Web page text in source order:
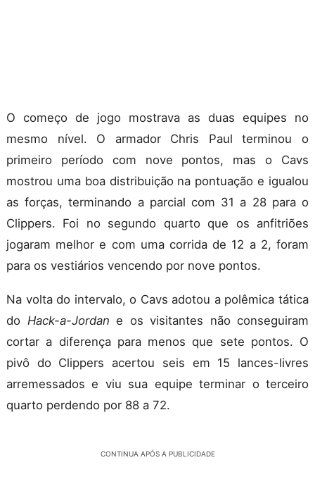
O começo de jogo mostrava as duas equipes no
mesmo nível. O armador Chris Paul terminou o
primeiro período com nove pontos, mas o Cavs
mostrou uma boa distribuição na pontuação e igualou
as forças, terminando a parcial com 31 a 28 para o
Clippers. Foi no segundo quarto que os anfitriões
jogaram melhor e com uma corrida de 12 a 2, foram
para os vestiários vencendo por nove pontos.
Na volta do intervalo, o Cavs adotou a polêmica tática
do Hack-a-Jordan e os visitantes não conseguiram
cortar a diferença para menos que sete pontos. O
pivô do Clippers acertou seis em 15 lances-livres
arremessados e viu sua equipe terminar o terceiro
quarto perdendo por 88 a 72.
CONTINUA APÓS A PUBLICIDADE